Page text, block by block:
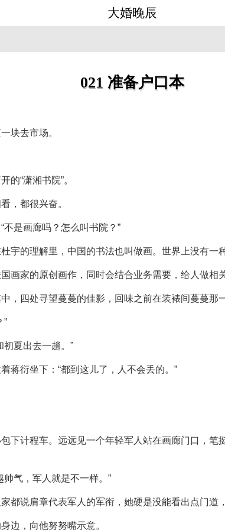
大婚晚辰
021 准备户口本
块去市场。
的“潇湘书院”。
，都很兴奋。
是画廊吗？怎么叫书院？”
宇的理解里，中国的书法也叫做画。世界上没有一
画家的原创画作，同时会结合业务需要，给人做相
，四处寻望蔓蔓的佳影，回味之前在装裱间蔓蔓那
”
夏出去一趟。”
蒋衍坐下：“都到这儿了，人不会丢的。”
下计程车。远远见一个年轻军人站在画廊门口，
气，军人就是不一样。”
都说肩章代表军人的军衔，她硬是没能看出点门道
边，向他努努嘴示意。